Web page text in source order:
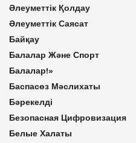
Әлеуметтік Қолдау
Әлеуметтік Саясат
Байқау
Балалар Және Спорт
Балалар!»
Баспасөз Мәслихаты
Бәрекелді
Безопасная Цифровизация
Белые Халаты